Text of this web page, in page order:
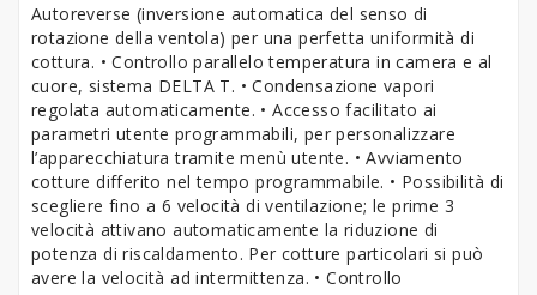
Autoreverse (inversione automatica del senso di
rotazione della ventola) per una perfetta uniformità di
cottura. • Controllo parallelo temperatura in camera e al
cuore, sistema DELTA T. • Condensazione vapori
regolata automaticamente. • Accesso facilitato ai
parametri utente programmabili, per personalizzare
l’apparecchiatura tramite menù utente. • Avviamento
cotture differito nel tempo programmabile. • Possibilità di
scegliere fino a 6 velocità di ventilazione; le prime 3
velocità attivano automaticamente la riduzione di
potenza di riscaldamento. Per cotture particolari si può
avere la velocità ad intermittenza. • Controllo